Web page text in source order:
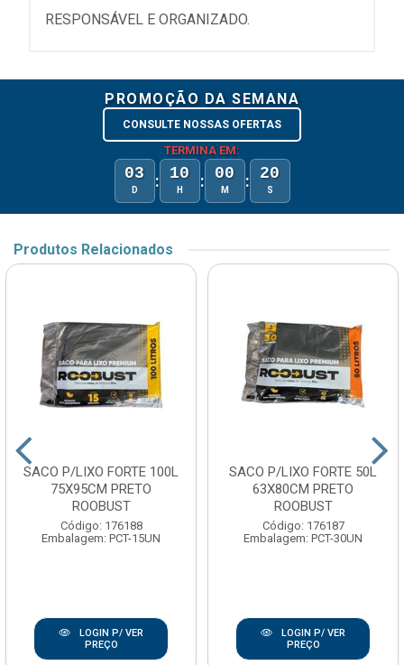
RESPONSÁVEL E ORGANIZADO.
PROMOÇÃO DA SEMANA
CONSULTE NOSSAS OFERTAS
TERMINA EM:
03
D : 10
H : 00
M : 20
S
Produtos Relacionados
SACO P/LIXO FORTE 100L
75X95CM PRETO
ROOBUST
Código: 176188
Embalagem: PCT-15UN
LOGIN P/ VER
PREÇO
SACO P/LIXO FORTE 50L
63X80CM PRETO
ROOBUST
Código: 176187
Embalagem: PCT-30UN
LOGIN P/ VER
PREÇO